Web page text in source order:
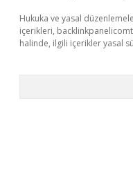
Hukuka ve yasal
içerikleri,
halinde, ilgili içerikler yasal